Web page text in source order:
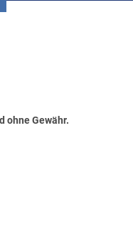
ohne Gewähr.